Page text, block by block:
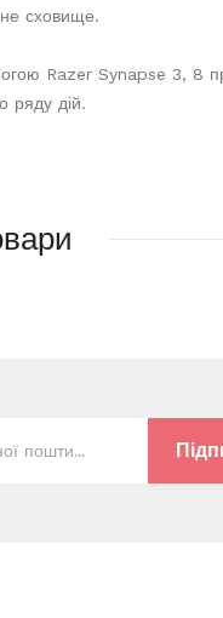
сховище.
Razer Synapse 3, 8
ряду дій.